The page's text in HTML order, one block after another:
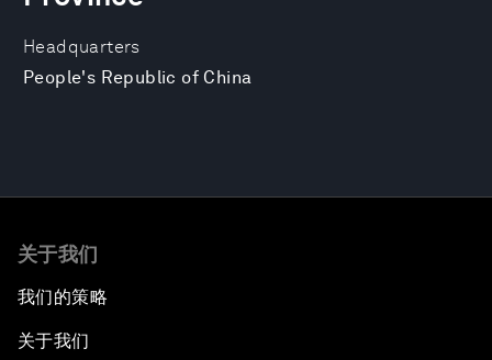
Headquarters
People's Republic of China
关于我们
我们的策略
关于我们